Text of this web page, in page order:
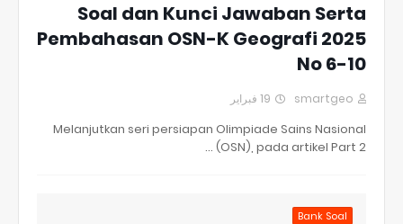
Soal dan Kunci Jawaban Serta
Pembahasan OSN-K Geografi 2025
No 6-10
smartgeo 19 فبراير
Melanjutkan seri persiapan Olimpiade Sains Nasional
(OSN), pada artikel Part 2 …
Bank Soal